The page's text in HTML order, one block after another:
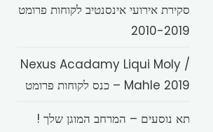
סקירת אירועי אינסנטיב לקוחות פרומט
2010-2019
Nexus Acadamy Liqui Moly /
Mahle 2019 – כנס לקוחות פרומט
תא נוסעים – המרחב המוגן שלך !